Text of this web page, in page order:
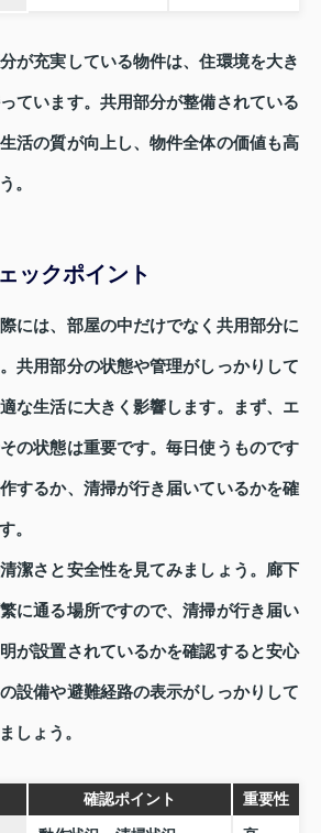
が充実している物件は、住環境を大き
ています。共用部分が整備されている
活の質が向上し、物件全体の価値も高
。
ックポイント
には、部屋の中だけでなく共用部分に
共用部分の状態や管理がしっかりして
な生活に大きく影響します。まず、エ
の状態は重要です。毎日使うものです
するか、清掃が行き届いているかを確
。
潔さと安全性を見てみましょう。廊下
に通る場所ですので、清掃が行き届い
が設置されているかを確認すると安心
設備や避難経路の表示がしっかりして
しょう。
確認ポイント 重要性